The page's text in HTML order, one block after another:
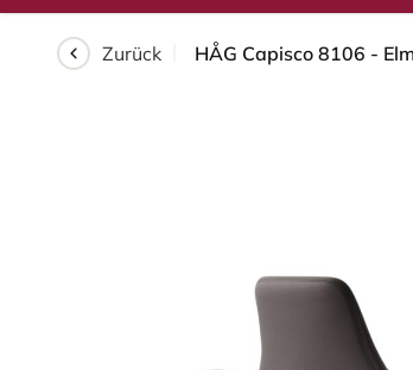
Zurück HÅG Capisco 8106 -